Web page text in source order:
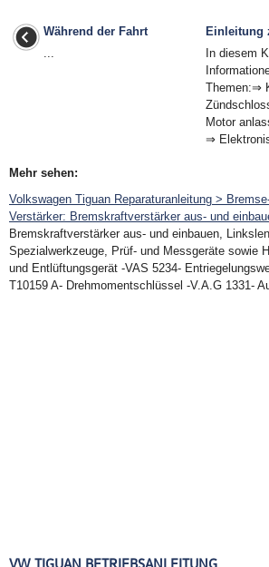
Während der Fahrt
...
Einleitung
In diesem
Themen:⇒
Motor
⇒
Mehr sehen:
Volkswagen Tiguan Reparaturanleitung >
Verstärker: Bremskraftverstärker aus- und
Bremskraftverstärker aus- und einbauen,
Spezialwerkzeuge, Prüf- und Messgeräte sowie
und Entlüftungsgerät -VAS 5234-
T10159 A- Drehmomentschlüssel -V.A.G 1331-
VW TIGUAN BETRIEBSANLEITUNG